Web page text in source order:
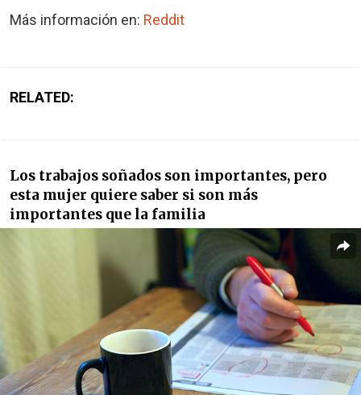
Más información en: Reddit
RELATED:
Los trabajos soñados son importantes, pero
esta mujer quiere saber si son más
importantes que la familia